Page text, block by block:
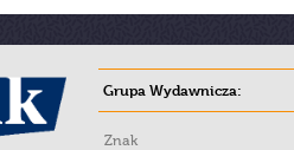
Grupa Wydawnicza:
Znak